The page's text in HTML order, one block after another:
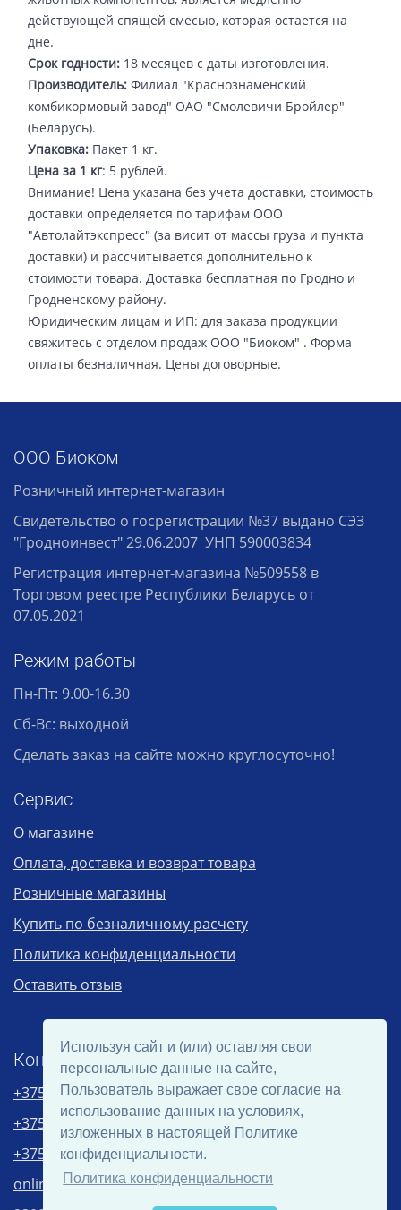
Используя сайт и (или) оставляя свои
персональные данные на сайте,
Пользователь выражает свое согласие на
использование данных на условиях,
изложенных в настоящей Политике
конфиденциальности.
Политика конфиденциальности
действующей спящей смесью, которая остается на
дне.
Срок годности: 18 месяцев с даты изготовления.
Производитель: Филиал "Краснознаменский
комбикормовый завод" ОАО "Смолевичи Бройлер"
(Беларусь).
Упаковка: Пакет 1 кг.
Цена за 1 кг: 5 рублей.
Внимание! Цена указана без учета доставки, стоимость
доставки определяется по тарифам ООО
"Автолайтэкспресс" (за висит от массы груза и пункта
доставки) и рассчитывается дополнительно к
стоимости товара. Доставка бесплатная по Гродно и
Гродненскому району.
Юридическим лицам и ИП: для заказа продукции
свяжитесь с отделом продаж ООО "Биоком" . Форма
оплаты безналичная. Цены договорные.
ООО Биоком
Розничный интернет-магазин
Свидетельство о госрегистрации №37 выдано СЭЗ
"Гродноинвест" 29.06.2007 УНП 590003834
Регистрация интернет-магазина №509558 в
Торговом реестре Республики Беларусь от
07.05.2021
Режим работы
Пн-Пт: 9.00-16.30
Сб-Вс: выходной
Сделать заказ на сайте можно круглосуточно!
Сервис
О магазине
Оплата, доставка и возврат товара
Розничные магазины
Купить по безналичному расчету
Политика конфиденциальности
Оставить отзыв
Контакты
+375 29 1511222(А1)
+375 29 7473935(МТС)
+375 152 688000
online@biocom.by